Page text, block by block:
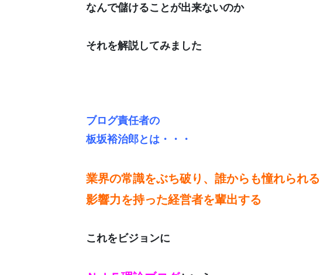
なんで儲けることが出来ないのか
それを解説してみました
ブログ責任者の
板坂裕治郎とは・・・
業界の常識をぶち破り、誰からも憧れられる
影響力を持った経営者を輩出する
これをビジョンに